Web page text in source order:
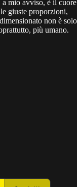
a mio avviso, è il cuore
giuste proporzioni,
non è solo
più umano.